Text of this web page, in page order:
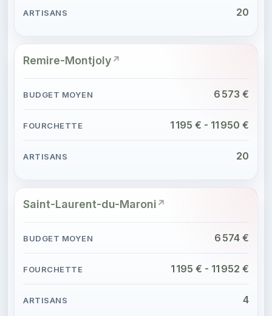
20
Remire-Montjoly
6 573 €
1 195 € - 11 950 €
20
Saint-Laurent-du-Maroni
6 574 €
1 195 € - 11 952 €
4